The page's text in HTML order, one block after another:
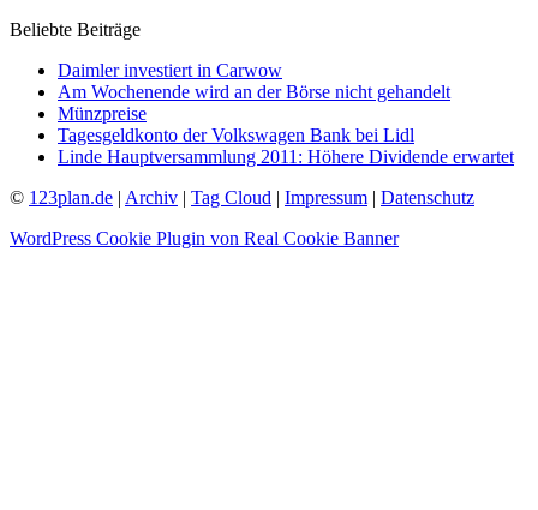
Beliebte Beiträge
Daimler investiert in Carwow
Am Wochenende wird an der Börse nicht gehandelt
Münzpreise
Tagesgeldkonto der Volkswagen Bank bei Lidl
Linde Hauptversammlung 2011: Höhere Dividende erwartet
© 123plan.de | Archiv | Tag Cloud | Impressum | Datenschutz
WordPress Cookie Plugin von Real Cookie Banner